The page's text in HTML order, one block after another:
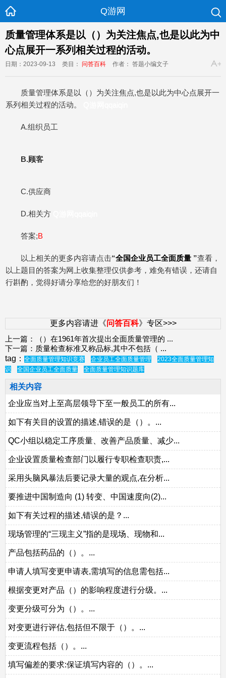
Q游网
质量管理体系是以（）为关注焦点,也是以此为中
心点展开一系列相关过程的活动。
日期：2023-09-13 类目： 问答百科 作者： 答题小编文子
质量管理体系是以（）为关注焦点,也是以此为中心点展开一
系列相关过程的活动。
A.组织员工
B.顾客
C.供应商
D.相关方
答案;B
以上相关的更多内容请点击“全国企业员工全面质量 ”查看，
以上题目的答案为网上收集整理仅供参考，难免有错误，还请自
行斟酌，觉得好请分享给您的好朋友们！
更多内容请进《问答百科》专区>>>
上一篇：
（）在1961年首次提出全面质量管理的 ...
下一篇： 质量检查标准又称品标,其中不包括（ ...
tag： 全面质量管理知识竞赛 企业员工全面质量管理
2023全面质量管理知
识
全国企业员工全面质量 全面质量管理知识题库
相关内容
企业应当对上至高层领导下至一般员工的所有...
如下有关目的设置的描述,错误的是（）。...
QC小组以稳定工序质量、改善产品质量、减少...
企业设置质量检查部门以履行专职检查职责,...
采用头脑风暴法后要记录大量的观点,在分析...
要推进中国制造向 (1) 转变、中国速度向(2)...
如下有关过程的描述,错误的是？...
现场管理的“三现主义”指的是现场、现物和...
产品包括药品的（）。...
申请人填写变更申请表,需填写的信息需包括...
根据变更对产品（）的影响程度进行分级。...
变更分级可分为（）。...
对变更进行评估,包括但不限于（）。...
变更流程包括（）。...
填写偏差的要求:保证填写内容的（）。...